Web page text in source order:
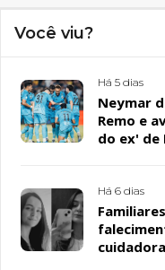
Você viu?
Há 5 dias
Neymar
Remo e
do ex' de
Há 6 dias